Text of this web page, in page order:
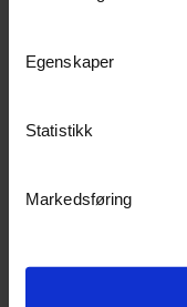
Egenskaper
Statistikk
Markedsføring